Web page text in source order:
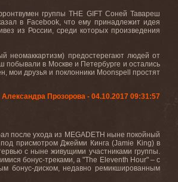
группы THE GIFT Соней Тавареш
в Facebook, что ему принадлежит идея
из России, среди которых произведения
неомаккартизм) предостерегают людей от
побывали в Москве и Петербурге и остались
мои друзья и поклонники Moonspell простят
Александра Прозорова - 04.10.2017 09:31:57
после ухода из MEGADETH ныне покойный
присмотром Джейми Кинга (Jamie King) в
с ныне живущими участниками группы.
бонус-треками, а "The Eleventh Hour" – с
бонус-диском, недавно ремикшированным